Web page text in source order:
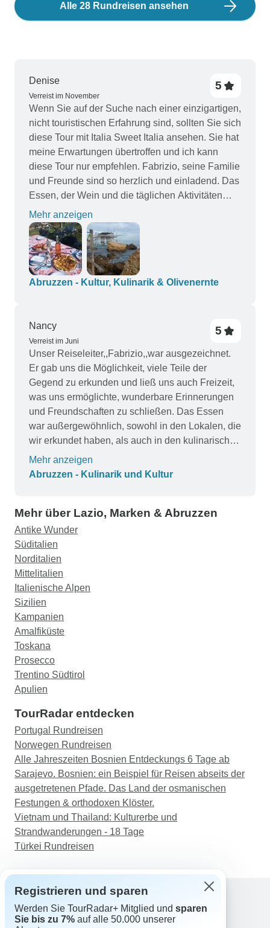
Alle 28 Rundreisen ansehen
Denise
Verreist im November
5
Wenn Sie auf der Suche nach einer einzigartigen,
nicht touristischen Erfahrung sind, sollten Sie sich
diese Tour mit Italia Sweet Italia ansehen. Sie hat
meine Erwartungen übertroffen und ich kann
diese Tour nur empfehlen. Fabrizio, seine Familie
und Freunde sind so herzlich und einladend. Das
Essen, der Wein und die täglichen Aktivitäten
sind informativ und machen Spaß. Diese Region
Italiens ist wunderschön, und die Tour ist
zwanglos und entspannt. Man muss zwar viel
laufen, aber das trägt nur zum Gesamterlebnis
bei. Ich hoffe, dass ich bald wiederkommen kann.
"Ciao für jetzt!"
Mehr anzeigen
Abruzzen - Kultur, Kulinarik & Olivenernte
Nancy
Verreist im Juni
5
Unser Reiseleiter,,Fabrizio,,war ausgezeichnet.
Er gab uns die Möglichkeit, viele Teile der
Gegend zu erkunden und ließ uns auch Freizeit,
was uns ermöglichte, wunderbare Erinnerungen
und Freundschaften zu schließen. Das Essen
war außergewöhnlich, sowohl in den Lokalen, die
wir erkundet haben, als auch in den kulinarischen
Talenten, die wir von seiner Familie gelernt und
definitiv genossen haben. Ich würde auf jeden
Mehr anzeigen
Abruzzen - Kulinarik und Kultur
Mehr über Lazio, Marken & Abruzzen
Antike Wunder
Süditalien
Norditalien
Mittelitalien
Italienische Alpen
Sizilien
Kampanien
Amalfiküste
Toskana
Prosecco
Trentino Südtirol
Apulien
TourRadar entdecken
Portugal Rundreisen
Norwegen Rundreisen
Alle Jahreszeiten Bosnien Entdeckungs 6 Tage ab
Sarajevo. Bosnien: ein Beispiel für Reisen abseits der
ausgetretenen Pfade. Das Land der osmanischen
Festungen & orthodoxen Klöster.
Vietnam und Thailand: Kulturerbe und
Strandwanderungen - 18 Tage
Türkei Rundreisen
Support
Registrieren und sparen
Werden Sie TourRadar+ Mitglied und sparen
Sie bis zu 7% auf alle 50.000 unserer